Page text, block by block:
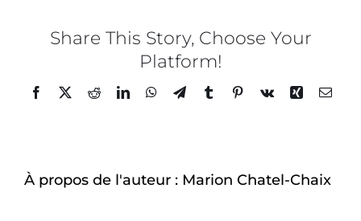
Share This Story, Choose Your
Platform!
Facebook
TwitterRedditLinkedInWhatsApp
TelegramTumblrPinterest
Vk Xing Email
À propos de l'auteur : Marion Chatel-Chaix